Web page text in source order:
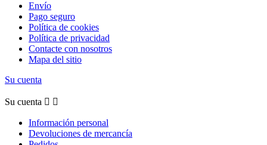
Envío
Pago seguro
Política de cookies
Política de privacidad
Contacte con nosotros
Mapa del sitio
Su cuenta
Su cuenta  
Información personal
Devoluciones de mercancía